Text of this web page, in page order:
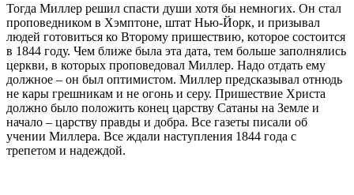
Тогда Миллер решил спасти души хотя бы немногих. Он стал
проповедником в Хэмптоне, штат Нью-Йорк, и призывал
людей готовиться ко Второму пришествию, которое состоится
в 1844 году. Чем ближе была эта дата, тем больше заполнялись
церкви, в которых проповедовал Миллер. Надо отдать ему
должное – он был оптимистом. Миллер предсказывал отнюдь
не кары грешникам и не огонь и серу. Пришествие Христа
должно было положить конец царству Сатаны на Земле и
начало – царству правды и добра. Все газеты писали об
учении Миллера. Все ждали наступления 1844 года с
трепетом и надеждой.